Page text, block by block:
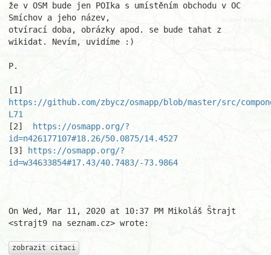
že v OSM bude jen POIka s umístěním obchodu v OC
Smíchov a jeho název,
otvírací doba, obrázky apod. se bude tahat z
wikidat. Nevím, uvidíme :)
P.
https://github.com/zbycz/osmapp/blob/master/src/
L71
[2]
https://osmapp.org/?
id=n426177107#18.26/50.0875/14.4527
[3]
https://osmapp.org/?
id=w34633854#17.43/40.7483/-73.9864
On Wed, Mar 11, 2020 at 10:37 PM Mikoláš Štrajt
<strajt9 na seznam.cz> wrote:
zobrazit citaci